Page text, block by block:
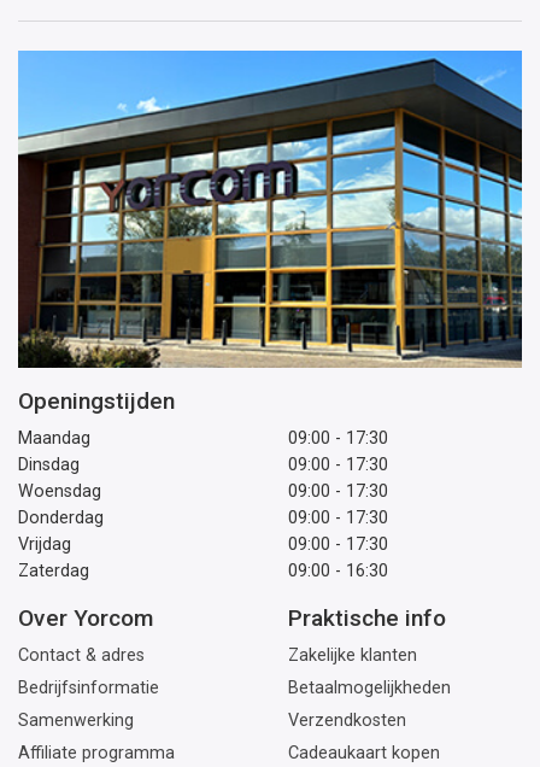
mailadres
Openingstijden
Maandag
09:00 - 17:30
Dinsdag
09:00 - 17:30
Woensdag
09:00 - 17:30
Donderdag
09:00 - 17:30
Vrijdag
09:00 - 17:30
Zaterdag
09:00 - 16:30
Over Yorcom
Contact & adres
Bedrijfsinformatie
Samenwerking
Affiliate programma
Praktische info
Zakelijke klanten
Betaalmogelijkheden
Verzendkosten
Cadeaukaart kopen